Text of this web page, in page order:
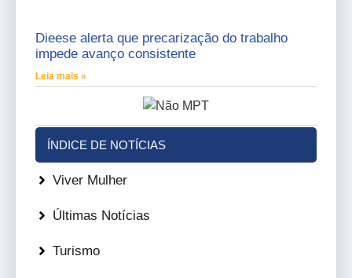
Dieese alerta que precarização do trabalho
impede avanço consistente
Leia mais »
ÍNDICE DE NOTÍCIAS
Viver Mulher
Últimas Notícias
Turismo